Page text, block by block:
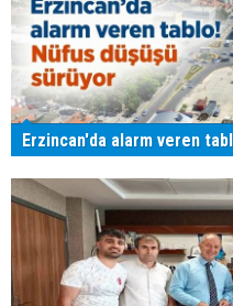
Erzincan'da alarm veren